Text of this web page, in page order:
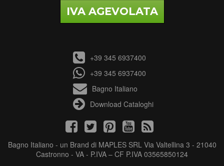
IVA AGEVOLATA
+39 345 6937400
+39 345 6937400
Bagno Italiano
Download Cataloghi
Bagno Italiano - un Brand di MAPLES SRL Via Valtellina 3 - 21040
Castronno - VA - P.IVA – CF P.IVA 03565850124